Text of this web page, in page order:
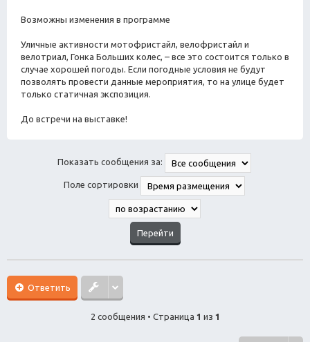
Возможны изменения в программе
Уличные активности мотофристайл, велофристайл и
велотриал, Гонка Больших колес, – все это состоится только в
случае хорошей погоды. Если погодные условия не будут
позволять провести данные мероприятия, то на улице будет
только статичная экспозиция.
До встречи на выставке!
Показать сообщения за:
Поле сортировки
Ответить
2 сообщения • Страница 1 из 1